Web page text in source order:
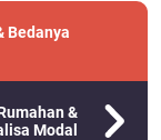
Bedanya
&
Modal